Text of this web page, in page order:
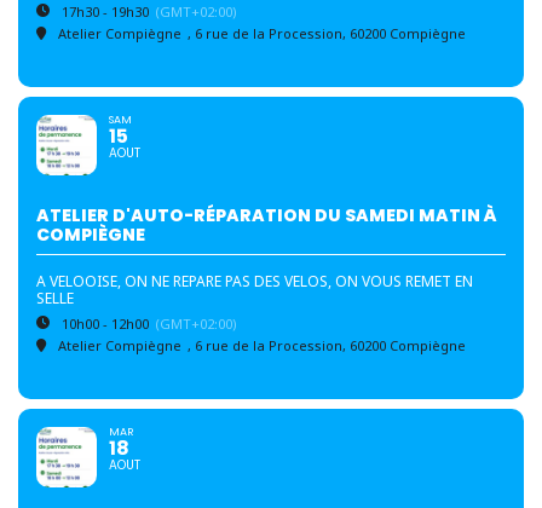
17h30 - 19h30 (GMT+02:00)
Atelier Compiègne , 6 rue de la Procession, 60200 Compiègne
SAM
15
AOUT
ATELIER D'AUTO-RÉPARATION DU SAMEDI MATIN À
COMPIÈGNE
A VELOOISE, ON NE REPARE PAS DES VELOS, ON VOUS REMET EN
SELLE
10h00 - 12h00 (GMT+02:00)
Atelier Compiègne , 6 rue de la Procession, 60200 Compiègne
MAR
18
AOUT